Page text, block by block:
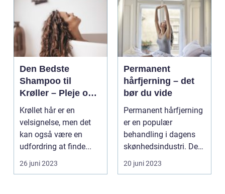
Den Bedste
Shampoo til
Krøller – Pleje og
Definition til Dine
Smukke Lokker
Krøllet hår er en
velsignelse, men det
kan også være en
udfordring at finde...
26 juni 2023
Permanent
hårfjerning – det
bør du vide
Permanent hårfjerning
er en populær
behandling i dagens
skønhedsindustri. De
fles...
20 juni 2023